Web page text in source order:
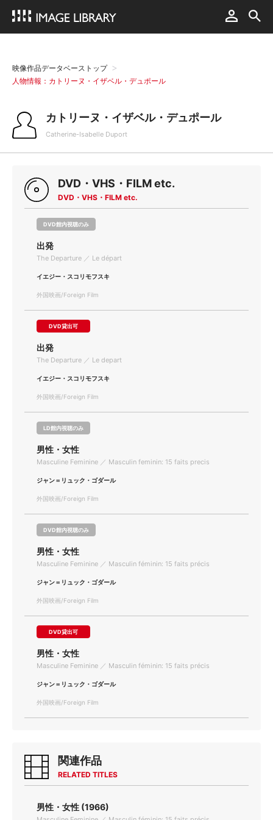
映像作品データベーストップ
人物情報：カトリーヌ・イザベル・デュポール
カトリーヌ・イザベル・デュポール
Catherine-Isabelle Duport
DVD・VHS・FILM etc.
DVD・VHS・FILM etc.
DVD館内視聴のみ
出発
The Departure ／ Le départ
イエジー・スコリモフスキ
外国映画/Foreign Film
DVD貸出可
出発
The Departure ／ Le depart
イエジー・スコリモフスキ
外国映画/Foreign Film
LD館内視聴のみ
男性・女性
Masculine Feminine ／ Masculin feminin: 15 faits precis
ジャン＝リュック・ゴダール
外国映画/Foreign Film
DVD館内視聴のみ
男性・女性
Masculine Feminine ／ Masculin féminin: 15 faits précis
ジャン＝リュック・ゴダール
外国映画/Foreign Film
DVD貸出可
男性・女性
Masculine Feminine ／ Masculin féminin: 15 faits précis
ジャン＝リュック・ゴダール
外国映画/Foreign Film
関連作品
RELATED TITLES
男性・女性 (1966)